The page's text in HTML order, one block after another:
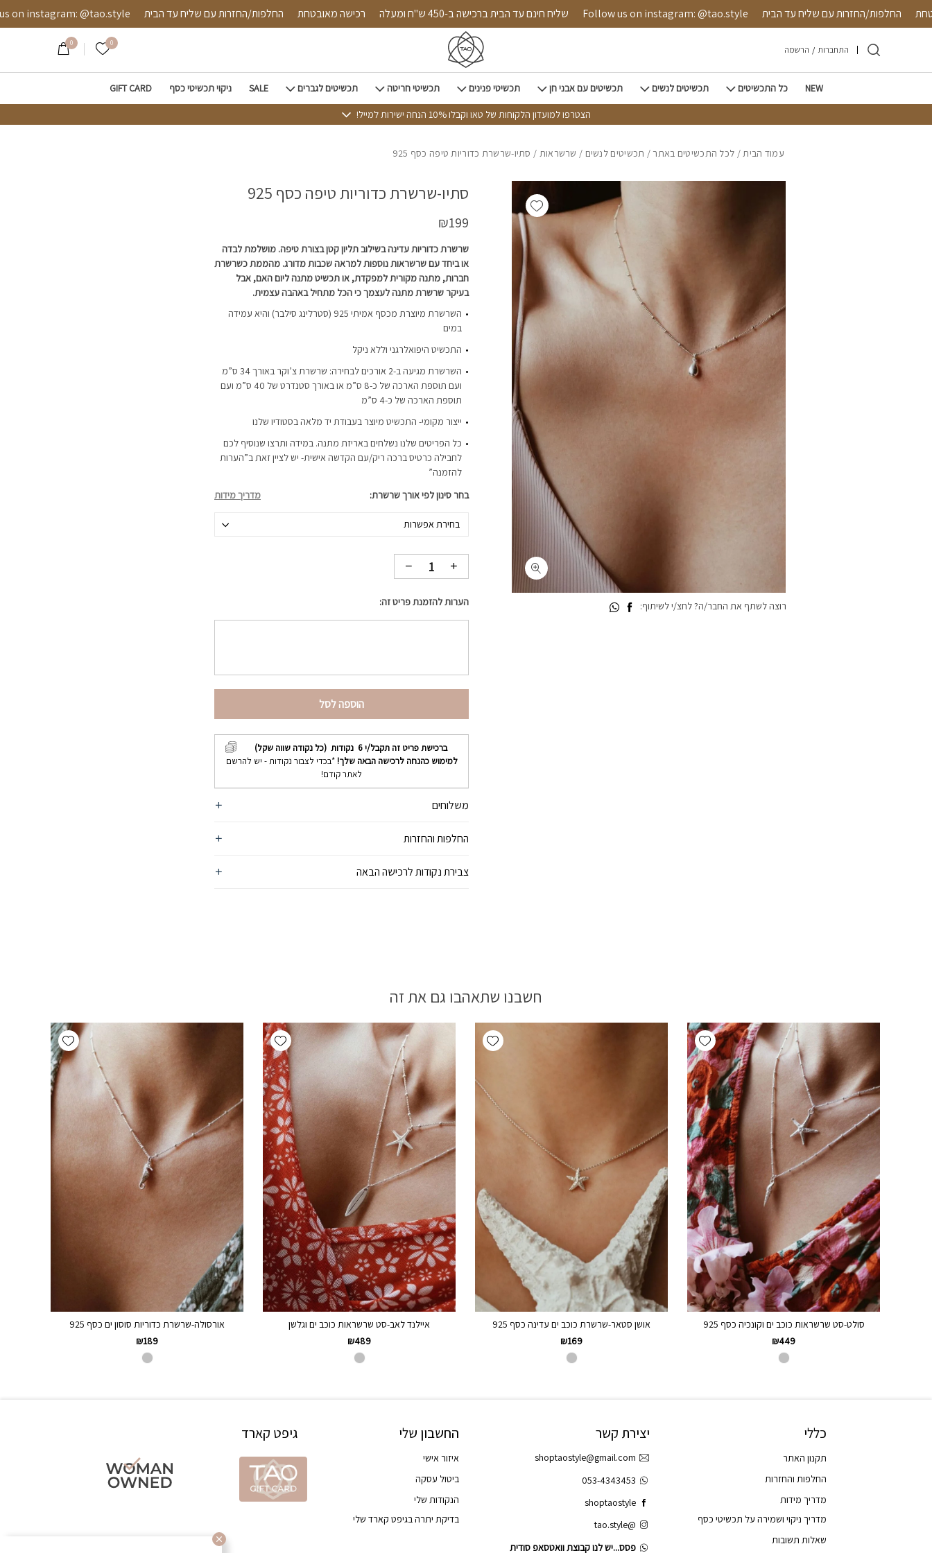
Skip to Content
מאובטחת החלפות/החזרות עם שליח עד הבית Follow us on instagram: @tao.style שליח חינם עד הבית ברכישה ב-450 ש"ח ומעלה רכישה מאובטחת החלפות/החזרות עם שליח עד הבית @tao.style
0 הרשימה שלי
0
התחברות / הרשמה
NEW כל התכשיטים תכשיטים לנשים תכשיטים עם אבני חן תכשיטי פנינים תכשיטי חריטה תכשיטים לגברים SALE ניקוי תכשיטי כסף GIFT CARD
הצטרפו למועדון הלקוחות של טאו וקבלו 10% הנחה ישירות למייל!
עמוד הבית/ לכל התכשיטים באתר / תכשיטים לנשים / שרשראות / סתיו-שרשרת כדוריות טיפה כסף 925
סתיו-שרשרת כדוריות טיפה כסף 925
₪199
שרשרת כדוריות עדינה בשילוב תליון קטן בצורת טיפה. מושלמת לבדה
או ביחד עם שרשראות נוספות למראה שכבות מדורג. מהממת כשרשרת
חברות, מתנה מקורית למפקדת, או תכשיט מתנה ליום האם, אבל
בעיקר שרשרת מתנה לעצמך כי הכל מתחיל באהבה עצמית.
השרשרת מיוצרת מכסף אמיתי 925 (סטרלינג סילבר) והיא עמידה
במים
התכשיט היפואלרגני וללא ניקל
השרשרת מגיעה ב-2 אורכים לבחירה: שרשרת צ’וקר באורך 34 ס”מ
ועם תוספת הארכה של כ-8 ס”מ או באורך סטנדרט של 40 ס”מ ועם
תוספת הארכה של כ-4 ס”מ
ייצור מקומי- התכשיט מיוצר בעבודת יד מלאה בסטודיו שלנו
כל הפריטים שלנו נשלחים באריזת מתנה. במידה ותרצו שנוסיף לכם
לחבילה כרטיס ברכה ריק/עם הקדשה אישית- יש לציין זאת ב”הערות
להזמנה”
בחר סינון לפי אורך שרשרת
מדריך מידות
בחירת אפשרות
הערות להזמנת פריט זה:
הוספה לסל
ברכישת פריט זה תקבל/י6 נקודות (כל נקודה שווה שקל)
למימוש כהנחה לרכישה הבאה שלך! *בכדי לצבור נקודות - יש להרשם
לאתר קודם!
משלוחים
החלפות והחזרות
צבירת נקודות לרכישה הבאה
Add wishlist
רוצה לשתף את החבר/ה? לחצ/י לשיתוף:
חשבנו שתאהבו גם את זה
Add wishlist
סולט-סט שרשראות כוכב ים וקונכיה כסף 925
₪449
Add wishlist
אושן סטאר-שרשרת כוכב ים עדינה כסף 925
₪169
Add wishlist
איילנד לאב-סט שרשראות כוכב ים וגלשן
₪489
Add wishlist
אורסולה-שרשרת כדוריות סוסון ים כסף 925
₪189
כללי
תקנון האתר
החלפות והחזרות
מדריך מידות
מדריך ניקוי ושמירה על תכשיטי כסף
שאלות תשובות
החשבון שלי
איזור אישי
ביטול עסקה
הנקודות שלי
בדיקת יתרה בגיפט קארד שלי
יצירת קשר
shoptaostyle@gmail.com
053-4343453
shoptaostyle
@tao.style
פסס...יש לנו קבוצת וואטסאפ סודית
גיפט קארד
בחזרה למעלה